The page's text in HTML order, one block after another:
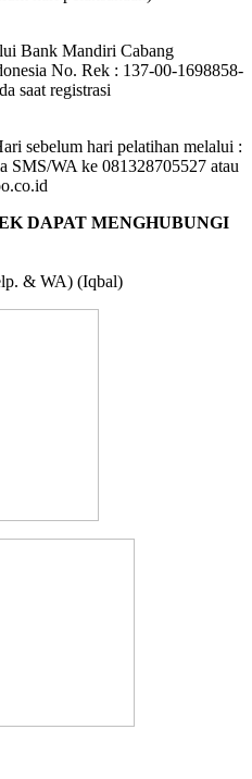
Bank Mandiri Cabang
No. Rek : 137-00-1698858-
saat registrasi
sebelum hari pelatihan melalui :
SMS/WA ke 081328705527 atau
DAPAT MENGHUBUNGI
& WA) (Iqbal)